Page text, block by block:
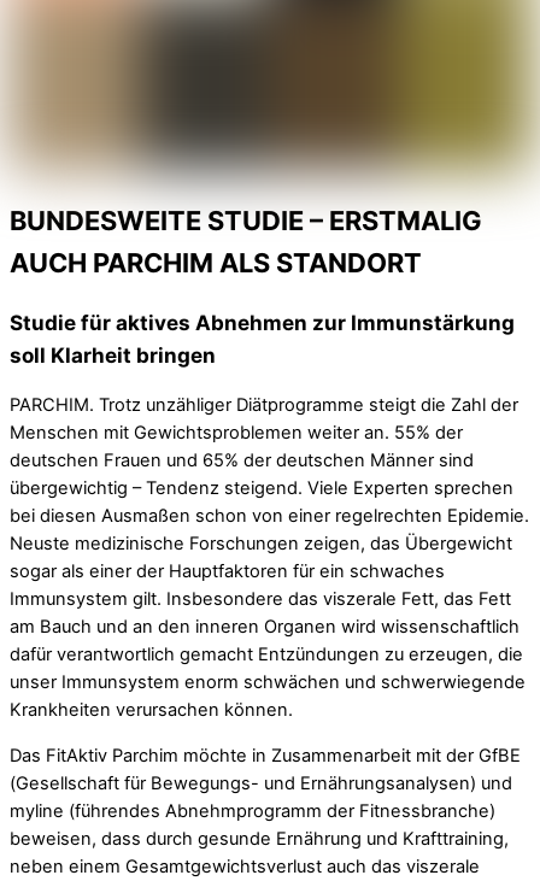
BUNDESWEITE STUDIE – ERSTMALIG
AUCH PARCHIM ALS STANDORT
Studie für aktives Abnehmen zur Immunstärkung
soll Klarheit bringen
PARCHIM. Trotz unzähliger Diätprogramme steigt die Zahl der
Menschen mit Gewichtsproblemen weiter an. 55% der
deutschen Frauen und 65% der deutschen Männer sind
übergewichtig – Tendenz steigend. Viele Experten sprechen
bei diesen Ausmaßen schon von einer regelrechten Epidemie.
Neuste medizinische Forschungen zeigen, das Übergewicht
sogar als einer der Hauptfaktoren für ein schwaches
Immunsystem gilt. Insbesondere das viszerale Fett, das Fett
am Bauch und an den inneren Organen wird wissenschaftlich
dafür verantwortlich gemacht Entzündungen zu erzeugen, die
unser Immunsystem enorm schwächen und schwerwiegende
Krankheiten verursachen können.
Das FitAktiv Parchim möchte in Zusammenarbeit mit der GfBE
(Gesellschaft für Bewegungs- und Ernährungsanalysen) und
myline (führendes Abnehmprogramm der Fitnessbranche)
beweisen, dass durch gesunde Ernährung und Krafttraining,
neben einem Gesamtgewichtsverlust auch das viszerale